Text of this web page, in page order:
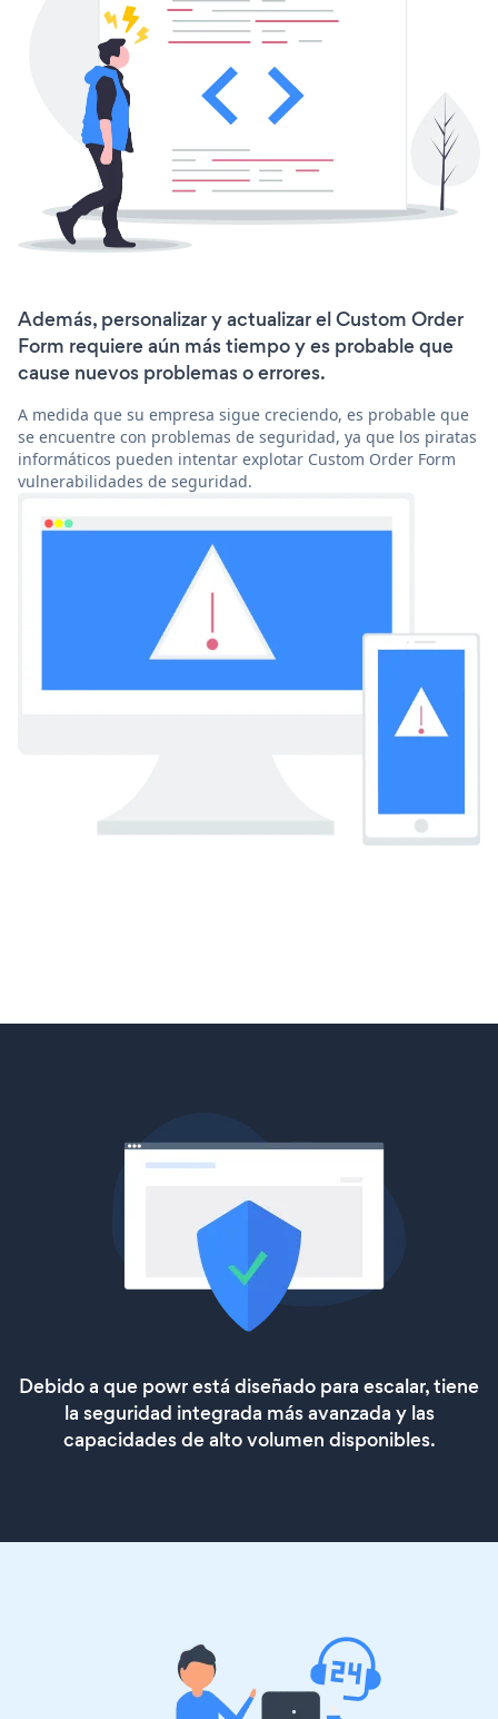
Además, personalizar y actualizar el Custom Order
Form requiere aún más tiempo y es probable que
cause nuevos problemas o errores.
A medida que su empresa sigue creciendo, es probable que
se encuentre con problemas de seguridad, ya que los piratas
informáticos pueden intentar explotar Custom Order Form
vulnerabilidades de seguridad.
Debido a que powr está diseñado para escalar, tiene
la seguridad integrada más avanzada y las
capacidades de alto volumen disponibles.